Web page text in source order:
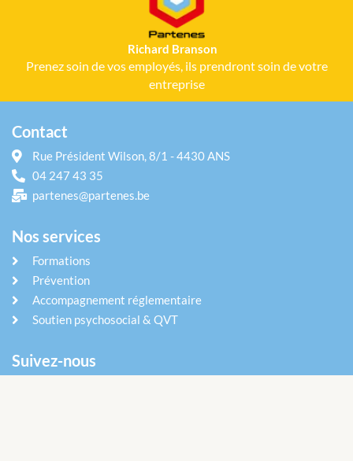
Prenez soin de vos employés, ils prendront soin de votre
entreprise
Richard Branson
Contact
Rue Président Wilson, 8/1 - 4430 ANS
04 247 43 35
partenes@partenes.be
Nos services
Formations
Prévention
Accompagnement réglementaire
Soutien psychosocial & QVT
Suivez-nous